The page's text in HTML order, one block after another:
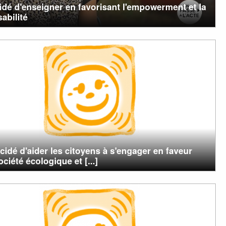
d'enseigner en favorisant l'empowerment et la
d'aider les citoyens à s'engager en faveur
écologique et [...]